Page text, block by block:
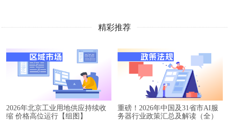
精彩推荐
2026年北京工业用地供应持续收
缩 价格高位运行【组图】
重磅！2026年中国及31省市AI服
务器行业政策汇总及解读（全）